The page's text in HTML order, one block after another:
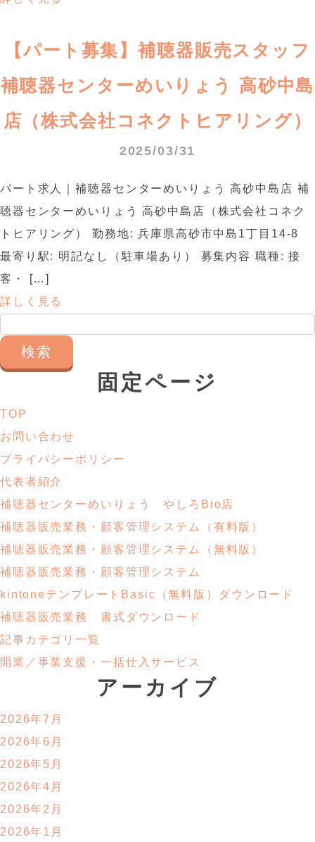
【パート募集】補聴器販売スタッフ
補聴器センターめいりょう 高砂中島
店（株式会社コネクトヒアリング）
2025/03/31
パート求人｜補聴器センターめいりょう 高砂中島店 補
聴器センターめいりょう 高砂中島店（株式会社コネク
トヒアリング） 勤務地: 兵庫県高砂市中島1丁目14-8
最寄り駅: 明記なし（駐車場あり） 募集内容 職種: 接
客・ […]
詳しく見る
索:
固定ページ
TOP
お問い合わせ
プライバシーポリシー
代表者紹介
補聴器センターめいりょう やしろBio店
補聴器販売業務・ 顧客管理システム
（有料版）
補聴器販売業務・ 顧客管理システム
（無料版）
補聴器販売業務・顧客管理システム
kintoneテンプレートBasic （無料版）ダウンロード
補聴器販売業務
書式ダウンロード
記事カテゴリ一覧
開業／事業支援・ 一括仕入サービス
アーカイブ
2026年7月
2026年6月
2026年5月
2026年4月
2026年2月
2026年1月